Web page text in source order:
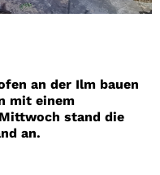
an der Ilm bauen
mit einem
stand die
an.